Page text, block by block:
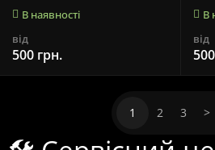
В наявності
від
500 грн.
В
від
1 2 3 >